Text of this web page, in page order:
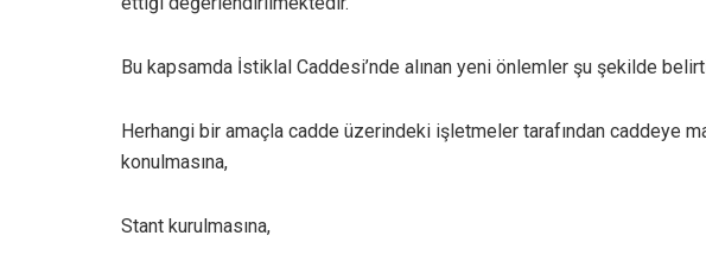
Bu kapsamda İstiklal Caddesi’nde alınan yeni önlemler şu şekilde
Herhangi bir amaçla cadde üzerindeki işletmeler tarafından caddeye
konulmasına,
Stant kurulmasına,